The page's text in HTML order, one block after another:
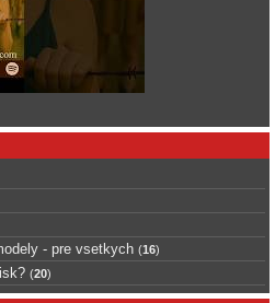
- pre vsetkych (16)
(20)